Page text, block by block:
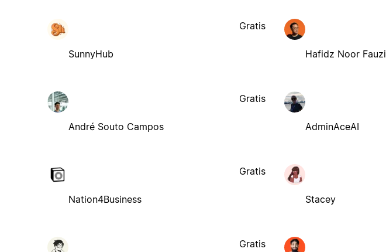
SunnyHub
Gratis
Hafidz Noor Fauzi
André Souto Campos
Gratis
AdminAceAI
Nation4Business
Gratis
Stacey
Gratis